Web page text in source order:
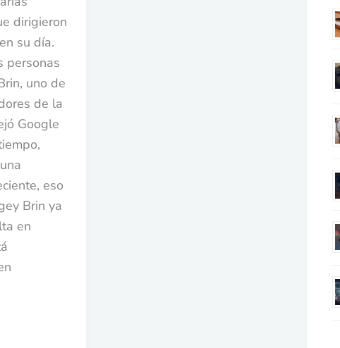
dirigieron
su día.
personas
uno de
de la
Google
eso
Brin ya
en